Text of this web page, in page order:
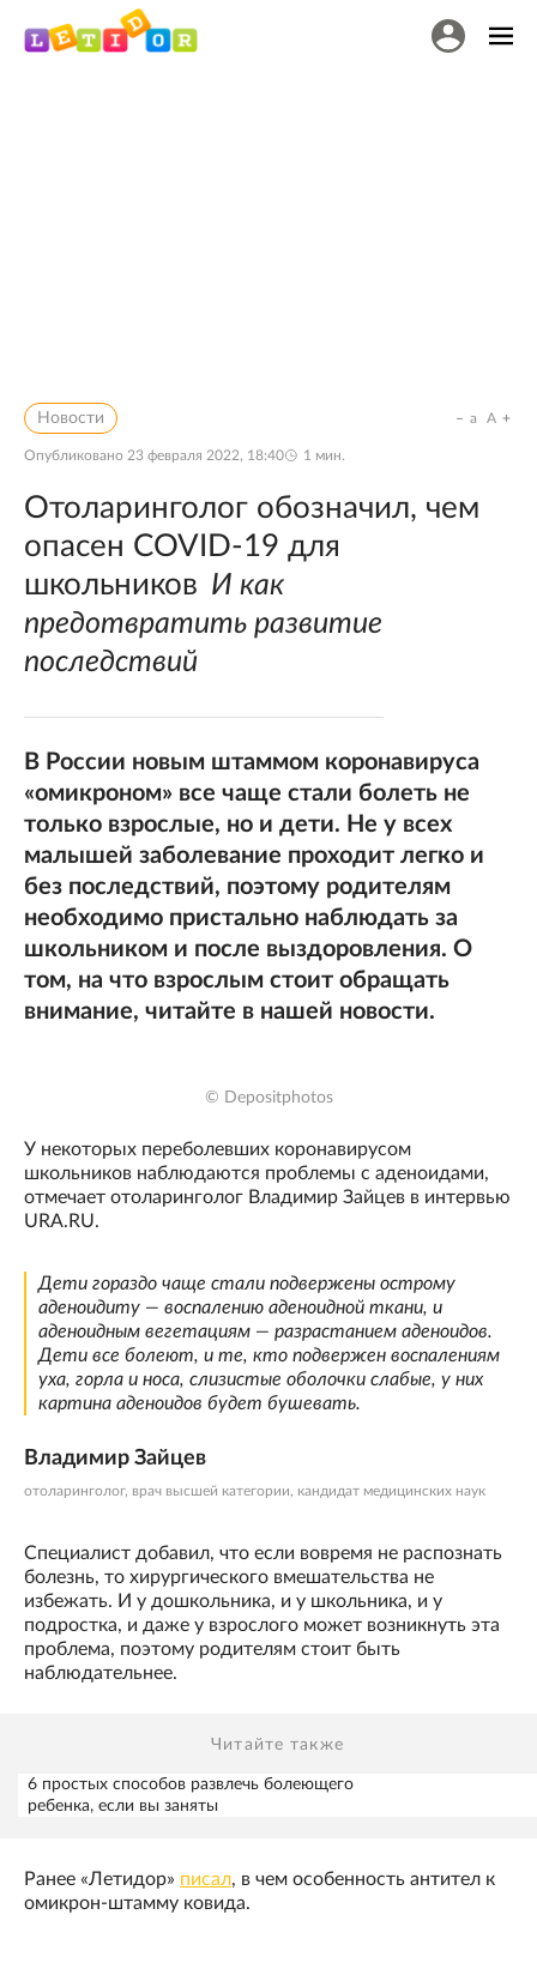
Новости
Опубликовано 23 февраля 2022, 18:40 1 мин.
a A
Отоларинголог обозначил, чем
опасен COVID-19 для
школьников И как
предотвратить развитие
последствий
В России новым штаммом коронавируса
«омикроном» все чаще стали болеть не
только взрослые, но и дети. Не у всех
малышей заболевание проходит легко и
без последствий, поэтому родителям
необходимо пристально наблюдать за
школьником и после выздоровления. О
том, на что взрослым стоит обращать
внимание, читайте в нашей новости.
© Depositphotos
У некоторых переболевших коронавирусом
школьников наблюдаются проблемы с аденоидами,
отмечает отоларинголог Владимир Зайцев в интервью
URA.RU.
Дети гораздо чаще стали подвержены острому
аденоидиту — воспалению аденоидной ткани, и
аденоидным вегетациям — разрастанием аденоидов.
Дети все болеют, и те, кто подвержен воспалениям
уха, горла и носа, слизистые оболочки слабые, у них
картина аденоидов будет бушевать.
Владимир Зайцев
отоларинголог, врач высшей категории, кандидат медицинских наук
Специалист добавил, что если вовремя не распознать
болезнь, то хирургического вмешательства не
избежать. И у дошкольника, и у школьника, и у
подростка, и даже у взрослого может возникнуть эта
проблема, поэтому родителям стоит быть
наблюдательнее.
Читайте также
6 простых способов развлечь болеющего
ребенка, если вы заняты
Ранее «Летидор» писал, в чем особенность антител к
омикрон-штамму ковида.